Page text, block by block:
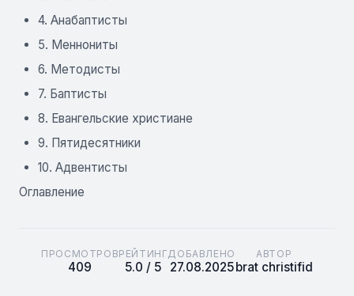
4. Анабаптисты
5. Меннониты
6. Методисты
7. Баптисты
8. Евангельские христиане
9. Пятидесятники
10. Адвентисты
Оглавление
ПРОСМОТРОВ
409
РЕЙТИНГ
5.0 / 5
ДОБАВЛЕНО
27.08.2025
АВТОР
brat christifid